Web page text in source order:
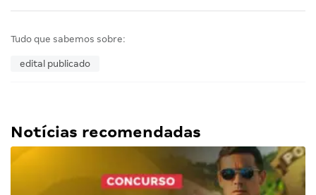
Tudo que sabemos sobre:
edital publicado
Notícias recomendadas